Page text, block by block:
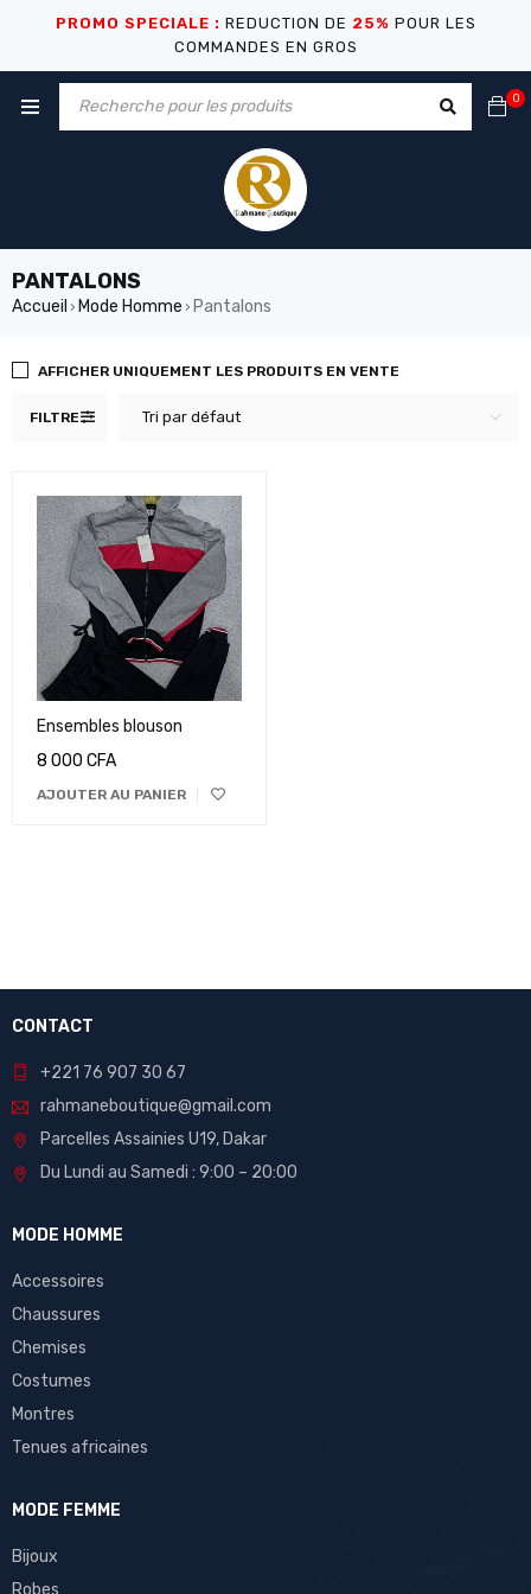
PROMO SPECIALE : REDUCTION DE 25% POUR LES
COMMANDES EN GROS
0
PANTALONS
Accueil › Mode Homme › Pantalons
FILTRE Tri par défaut
AFFICHER UNIQUEMENT LES PRODUITS EN VENTE
Ensembles blouson
8 000 CFA
AJOUTER AU PANIER
CONTACT
+221 76 907 30 67
rahmaneboutique@gmail.com
Parcelles Assainies U19, Dakar
Du Lundi au Samedi : 9:00 – 20:00
MODE HOMME
Accessoires
Chaussures
Chemises
Costumes
Montres
Tenues africaines
MODE FEMME
Bijoux
Robes